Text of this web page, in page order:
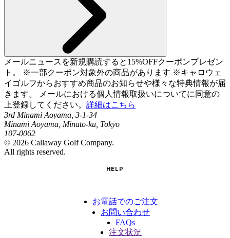
メールニュースを新規購読すると15%OFFクーポンプレゼン
ト。 ※一部クーポン対象外の商品があります ※キャロウェ
イゴルフからおすすめ商品のお知らせや様々な特典情報が届
きます。 メールにおける個人情報取扱いについてに同意の
上登録してください。 詳細はこちら
3rd Minami Aoyama, 3-1-34
Minami Aoyama, Minato-ku, Tokyo
107-0062
© 2026 Callaway Golf Company.
All rights reserved.
HELP
お電話でのご注文
お問い合わせ
FAQs
注文状況